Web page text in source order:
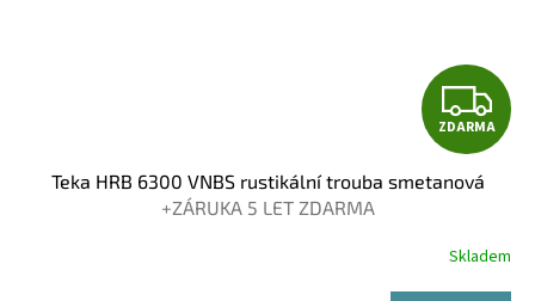
Z
D
R
ZDARMA
Teka HRB 6300 VNBS rustikální trouba smetanová
+ZÁRUKA 5 LET ZDARMA
Skladem